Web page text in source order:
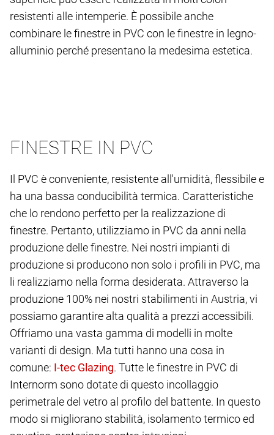
resistenti alle intemperie. È possibile anche
combinare le finestre in PVC con le finestre in legno-
alluminio perché presentano la medesima estetica.
FINESTRE IN PVC
Il PVC è conveniente, resistente all'umidità, flessibile e
ha una bassa conducibilità termica. Caratteristiche
che lo rendono perfetto per la realizzazione di
finestre. Pertanto, utilizziamo in PVC da anni nella
produzione delle finestre. Nei nostri impianti di
produzione si producono non solo i profili in PVC, ma
li realizziamo nella forma desiderata. Attraverso la
produzione 100% nei nostri stabilimenti in Austria, vi
possiamo garantire alta qualità a prezzi accessibili.
Offriamo una vasta gamma di modelli in molte
varianti di design. Ma tutti hanno una cosa in
comune:
. Tutte le finestre in PVC di
Internorm sono dotate di questo incollaggio
perimetrale del vetro al profilo del battente. In questo
modo si migliorano stabilità, isolamento termico ed